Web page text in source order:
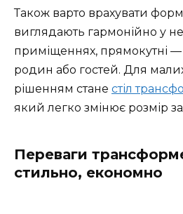
Також варто врахувати
виглядають гармонійно у
приміщеннях, прямокутні
родин або гостей. Для
рішенням стане стіл
який легко змінює розмір
Переваги
стильно, економно